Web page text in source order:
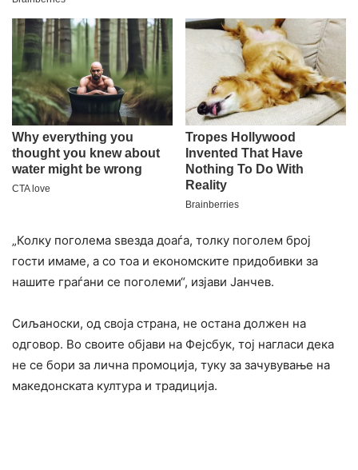
„Колку поголема ѕвезда доаѓа, толку поголем број
гости имаме, а со тоа и економските придобивки за
нашите граѓани се поголеми“, изјави Јанчев.
Сиљаноски, од своја страна, не остана должен на
одговор. Во своите објави на Фејсбук, тој нагласи дека
не се бори за лична промоција, туку за зачувување на
македонската култура и традиција.